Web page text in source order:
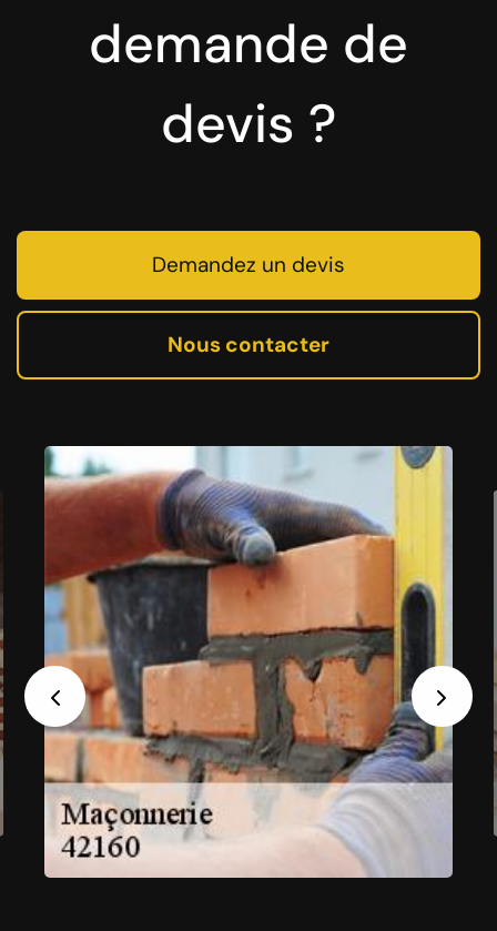
demande de
devis ?
Demandez un devis
Nous contacter
Previous Next